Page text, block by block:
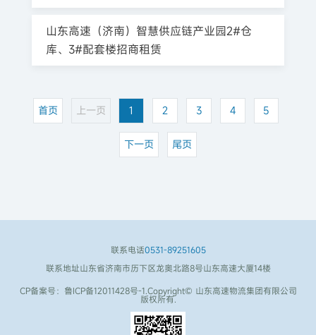
山东高速（济南）智慧供应链产业园2#仓
库、3#配套楼招商租赁
首页 上一页 1 2 3 4 5
下一页 尾页